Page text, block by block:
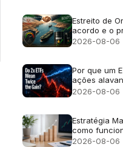
Estreito de
acordo e o
petróleo
2026-08-06
Por que um
ações
não retorna o
2026-08-06
Estratégia
como
que falha
2026-08-06